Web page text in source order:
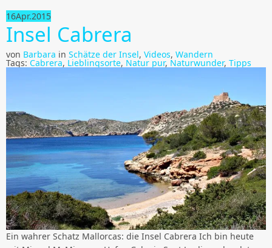
16Apr.2015
Insel Cabrera
von Barbara in Schätze der Insel, Videos, Wandern
Tags: Cabrera, Lieblingsorte, Natur pur, Naturwunder, Tipps
Ein wahrer Schatz Mallorcas: die Insel Cabrera Ich bin heute